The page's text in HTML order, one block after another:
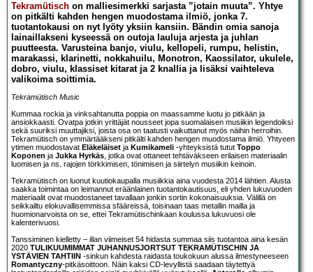
Tekramütisch on malliesimerkki sarjasta ”jotain muuta”. Yhtye
on pitkälti kahden hengen muodostama ilmiö, jonka 7.
tuotantokausi on nyt lyöty yksiin kansiin. Bändin omia sanoja
lainaillakseni kyseessä on outoja lauluja arjesta ja juhlan
puutteesta. Varusteina banjo, viulu, kellopeli, rumpu, helistin,
marakassi, klarinetti, nokkahuilu, Monotron, Kaossilator, ukulele,
dobro, viulu, klassiset kitarat ja 2 knallia ja lisäksi vaihteleva
valikoima soittimia.
Tekramütisch Music
Kummaa rockia ja vinksahtanutta poppia on maassamme luotu jo pitkään ja
ansiokkaasti. Ovatpa jotkin yrittäjät nousseet jopa suomalaisen musiikin legendoiksi
sekä suuriksi muuttajiksi, joista osa on taatusti vaikuttanut myös näihin herroihin.
Tekramütisch on ymmärtääkseni pitkälti kahden hengen muodostama ilmiö. Yhtyeen
ytimen muodostavat Eläkeläiset ja Kumikameli -yhteyksistä tutut Toppo
Koponen ja Jukka Hyrkäs, jotka ovat ottaneet tehtäväkseen erilaisen materiaalin
luomisen ja ns. rajojen törkkimisen, tönimisen ja siirtelyn musiikin keinoin.
Tekramütisch on luonut kuutiokaupalla musiikkia aina vuodesta 2014 lähtien. Alusta
saakka toimintaa on leimannut eräänlainen tuotantokautisuus, eli yhden lukuvuoden
materiaalit ovat muodostaneet tavallaan jonkin sortin kokonaisuuksia. Välillä on
seikkailtu elokuvallisemmissa sfääreissä, toisinaan taas metallin mailla ja
huomionarvoista on se, ettei Tekramütischinkaan koulussa lukuvuosi ole
kalenterivuosi.
Tanssiminen kielletty – illan viimeiset 54 hidasta summaa siis tuotantoa aina kesän
2020 TULIKUUMIMMAT JUHANNUSJORTSUT TEKRAMÜTISCHIN JA
YSTÄVIEN TAHTIIN -sinkun kahdesta raidasta toukokuun alussa ilmestyneeseen
Romantyczny-pitkäsoittoon. Näin kaksi CD-levyllistä saadaan täytettyä